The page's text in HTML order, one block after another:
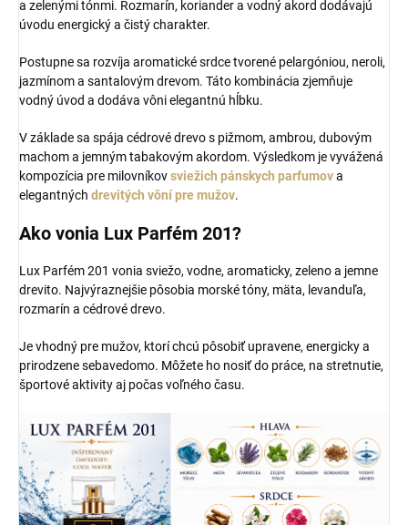
a zelenými tónmi. Rozmarín, koriander a vodný akord dodávajú
úvodu energický a čistý charakter.
Postupne sa rozvíja aromatické srdce tvorené pelargóniou, neroli,
jazmínom a santalovým drevom. Táto kombinácia zjemňuje
vodný úvod a dodáva vôni elegantnú hĺbku.
V základe sa spája cédrové drevo s pižmom, ambrou, dubovým
machom a jemným tabakovým akordom. Výsledkom je vyvážená
kompozícia pre milovníkovsviežich pánskych parfumova
elegantných drevitých vôní pre mužov.
Ako vonia Lux Parfém 201?
Lux Parfém 201 vonia sviežo, vodne, aromaticky, zeleno a jemne
drevito. Najvýraznejšie pôsobia morské tóny, mäta, levanduľa,
rozmarín a cédrové drevo.
Je vhodný pre mužov, ktorí chcú pôsobiť upravene, energicky a
prirodzene sebavedomo. Môžete ho nosiť do práce, na stretnutie,
športové aktivity aj počas voľného času.